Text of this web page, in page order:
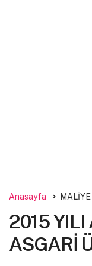
Anasayfa
2015 YILI
ASGARİ